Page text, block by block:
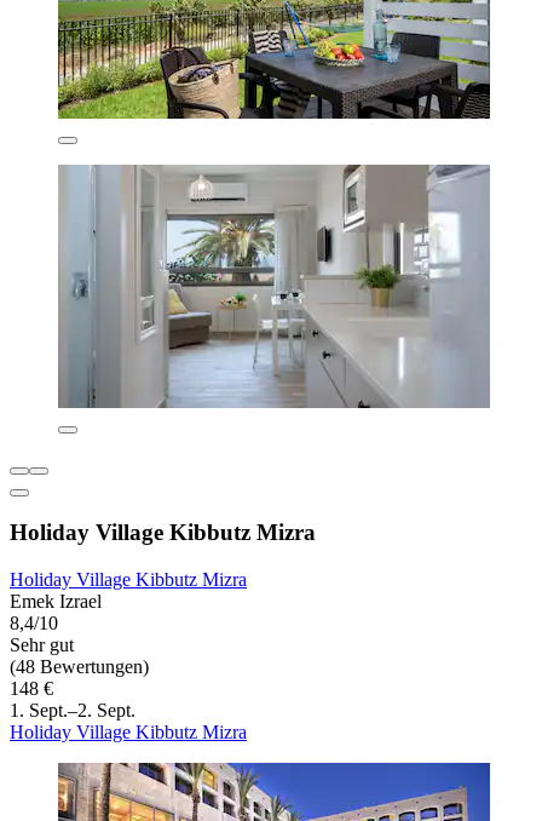
Holiday Village Kibbutz Mizra
Holiday Village Kibbutz Mizra
Emek Izrael
8,4/10
Sehr gut
(48 Bewertungen)
148 €
1. Sept.–2. Sept.
Holiday Village Kibbutz Mizra